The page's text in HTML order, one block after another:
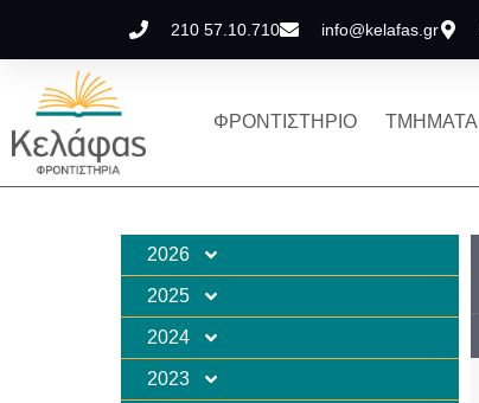
210 57.10.710 info@kelafas.gr
ΦΡΟΝΤΙΣΤΗΡΙΟ ΤΜΗΜΑΤΑ
2026
2025
2024
2023